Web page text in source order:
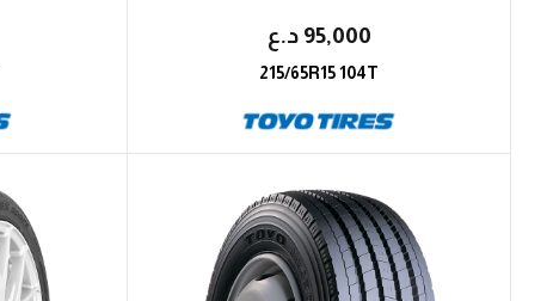
95,000 ؜د.؜ع
215/65R15 104T